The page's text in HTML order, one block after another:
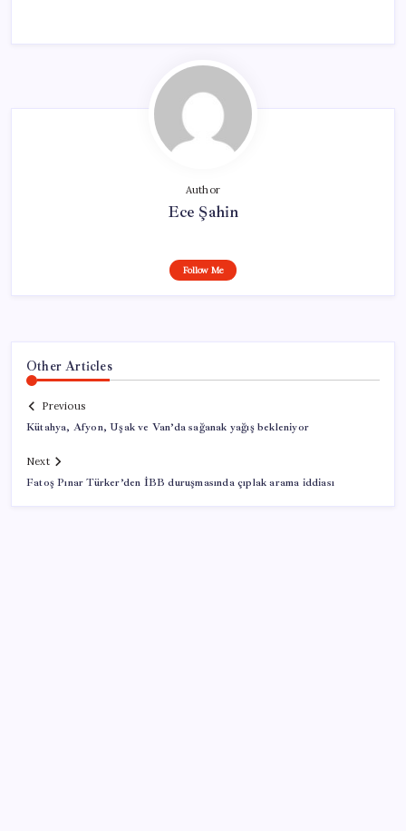
Author
Ece Şahin
Follow Me
Other Articles
Previous
Kütahya, Afyon, Uşak ve Van’da sağanak yağış bekleniyor
Next
Fatoş Pınar Türker’den İBB duruşmasında çıplak arama iddiası